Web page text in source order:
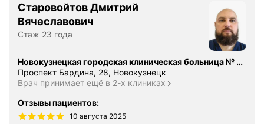
Старовойтов Дмитрий
Вячеславович
Стаж 23 года
Новокузнецкая городская клиническая больница № 1 имени Г.П. Курбатова
Проспект Бардина, 28, Новокузнецк
Врач принимает ещё в 2-х клиниках
Отзывы пациентов:
10 августа 2025